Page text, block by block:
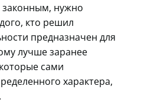
законным, нужно
кто решил
предназначен для
лучше заранее
сами
характера,